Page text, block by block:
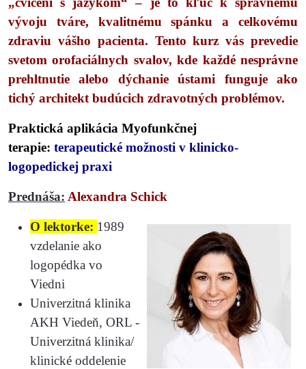
vývoju tváre, kvalitnému spánku a celkovému
zdraviu vášho pacienta. Tento kurz vás prevedie
svetom orofaciálnych svalov, kde každé nesprávne
prehltnutie alebo dýchanie ústami funguje ako
tichý architekt budúcich zdravotných problémov.
Praktická aplikácia Myofunkčnej
terapie: terapeutické možnosti v klinicko-
logopedickej praxi
Prednáša: Alexandra Schick
O lektorke: 1989
vzdelanie ako
logopédka vo
Viedni
Univerzitná klinika
AKH Viedeň, ORL -
Univerzitná klinika/
klinické oddelenie